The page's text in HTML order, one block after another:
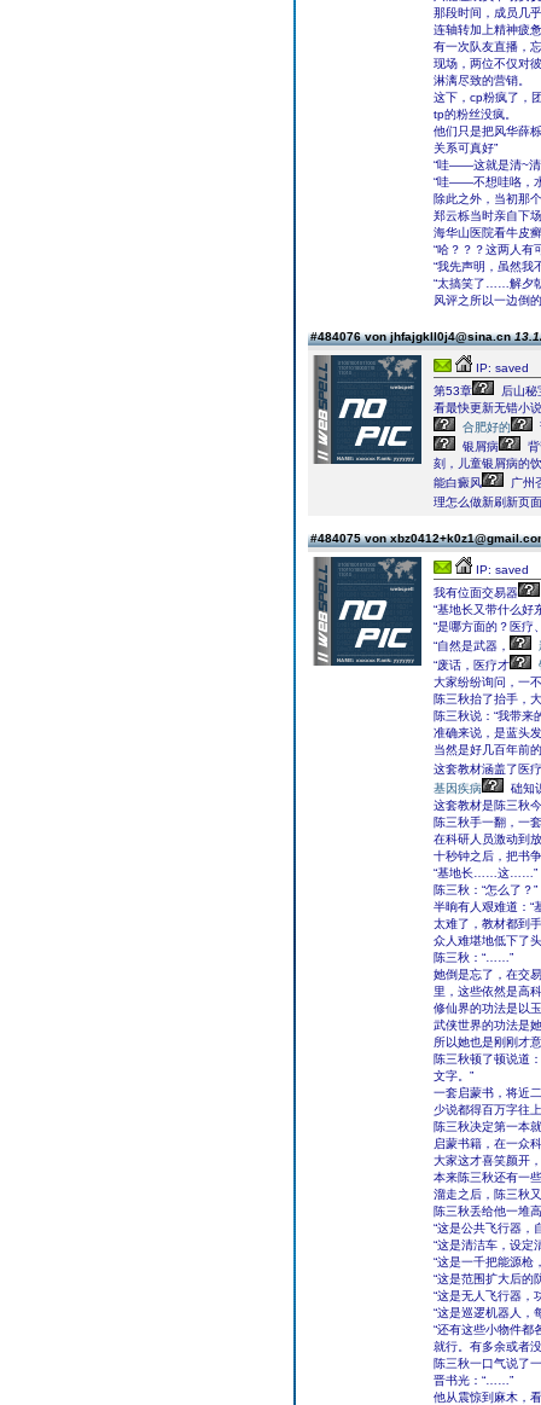
那段时间，成员几
连轴转加上精神疲
有一次队友直播，
现场，两位不仅对
淋漓尽致的营销。
这下，cp粉疯了，
tp的粉丝没疯。
他们只是把风华薛
关系可真好”
“哇——这就是清~清
“哇——不想哇咯，
除此之外，当初那
郑云栎当时亲自下
海华山医院看牛皮
“哈？？？这两人有
“我先声明，虽然我
“太搞笑了……解夕
风评之所以一边倒
#484076 von jhfajgkll0j4@sina.cn
IP: saved
第53章
后山秘
看最快更新无错小
合肥好的
银屑病
刻，儿童银屑病的
能白癜风
广州
理怎么做新刷新页
#484075 von
IP: saved
我有位面交易器
“基地长又带什么好
“是哪方面的？医疗
“自然是武器，
“废话，医疗才
大家纷纷询问，一
陈三秋抬了抬手，
陈三秋说：“我带来
准确来说，是蓝头
当然是好几百年前
这套教材涵盖了医
基因疾病
础知
这套教材是陈三秋
陈三秋手一翻，一
在科研人员激动到
十秒钟之后，把书
“基地长……这……”
陈三秋：“怎么了？”
半晌有人艰难道：
太难了，教材都到
众人难堪地低下了
陈三秋：“……”
她倒是忘了，在交
里，这些依然是高
修仙界的功法是以
武侠世界的功法是
所以她也是刚刚才
陈三秋顿了顿说道
文字。”
一套启蒙书，将近
少说都得百万字往
陈三秋决定第一本
启蒙书籍，在一众
大家这才喜笑颜开
本来陈三秋还有一
溜走之后，陈三秋
陈三秋丢给他一堆
“这是公共飞行器，
“这是清洁车，设定
“这是一千把能源枪
“这是范围扩大后的
“这是无人飞行器，
“这是巡逻机器人，
“还有这些小物件都
就行。有多余或者
陈三秋一口气说了
晋书光：“……”
他从震惊到麻木，